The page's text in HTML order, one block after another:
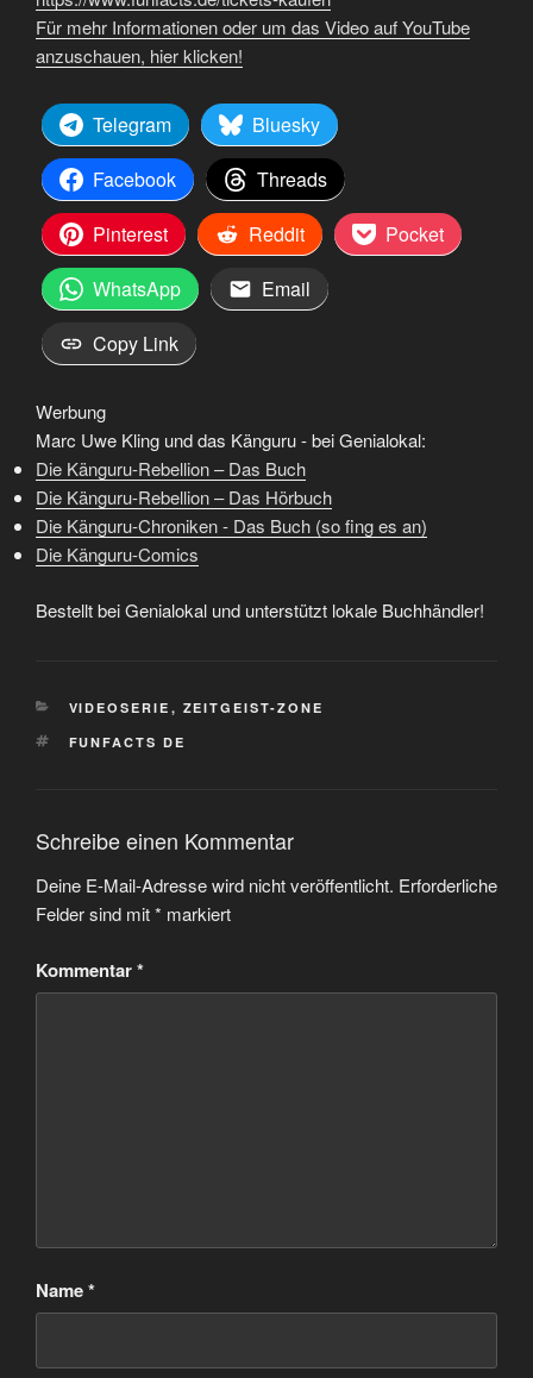
Für mehr Informationen oder um das Video auf YouTube
anzuschauen, hier klicken!
Telegram
Bluesky
Facebook
Threads
Pinterest
Reddit
Pocket
WhatsApp
Email
Copy Link
Werbung
Marc Uwe Kling und das Känguru - bei Genialokal:
Die Känguru-Rebellion – Das Buch
Die Känguru-Rebellion – Das Hörbuch
Die Känguru-Chroniken - Das Buch (so fing es an)
Die Känguru-Comics
Bestellt bei Genialokal und unterstützt lokale Buchhändler!
KATEGORIEN
VIDEOSERIE , ZEITGEIST-ZONE
SCHLAGWÖRTER
FUNFACTS DE
Schreibe einen Kommentar
Deine E-Mail-Adresse wird nicht veröffentlicht. Erforderliche
Felder sind mit* markiert
Kommentar*
Name*